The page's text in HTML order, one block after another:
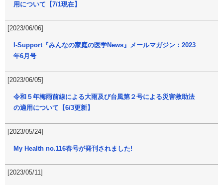
用について【7/1現在】
[2023/06/06]
I-Support『みんなの家庭の医学News』メールマガジン：2023
年6月号
[2023/06/05]
令和５年梅雨前線による大雨及び台風第２号による災害救助法
の適用について【6/3更新】
[2023/05/24]
My Health no.116春号が発刊されました!
[2023/05/11]